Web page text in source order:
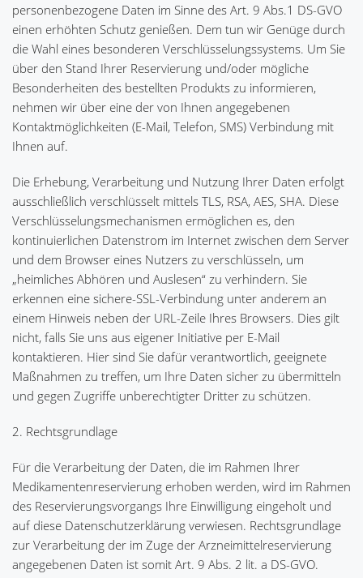
personenbezogene Daten im Sinne des Art. 9 Abs.1 DS-GVO
einen erhöhten Schutz genießen. Dem tun wir Genüge durch
die Wahl eines besonderen Verschlüsselungssystems. Um Sie
über den Stand Ihrer Reservierung und/oder mögliche
Besonderheiten des bestellten Produkts zu informieren,
nehmen wir über eine der von Ihnen angegebenen
Kontaktmöglichkeiten (E-Mail, Telefon, SMS) Verbindung mit
Ihnen auf.
Die Erhebung, Verarbeitung und Nutzung Ihrer Daten erfolgt
ausschließlich verschlüsselt mittels TLS, RSA, AES, SHA. Diese
Verschlüsselungsmechanismen ermöglichen es, den
kontinuierlichen Datenstrom im Internet zwischen dem Server
und dem Browser eines Nutzers zu verschlüsseln, um
„heimliches Abhören und Auslesen“ zu verhindern. Sie
erkennen eine sichere-SSL-Verbindung unter anderem an
einem Hinweis neben der URL-Zeile Ihres Browsers. Dies gilt
nicht, falls Sie uns aus eigener Initiative per E-Mail
kontaktieren. Hier sind Sie dafür verantwortlich, geeignete
Maßnahmen zu treffen, um Ihre Daten sicher zu übermitteln
und gegen Zugriffe unberechtigter Dritter zu schützen.
2. Rechtsgrundlage
Für die Verarbeitung der Daten, die im Rahmen Ihrer
Medikamentenreservierung erhoben werden, wird im Rahmen
des Reservierungsvorgangs Ihre Einwilligung eingeholt und
auf diese Datenschutzerklärung verwiesen. Rechtsgrundlage
zur Verarbeitung der im Zuge der Arzneimittelreservierung
angegebenen Daten ist somit Art. 9 Abs. 2 lit. a DS-GVO.